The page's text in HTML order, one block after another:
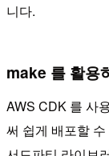
니다.
make 를 활용
AWS CDK 를 사
써 쉽게 배포할